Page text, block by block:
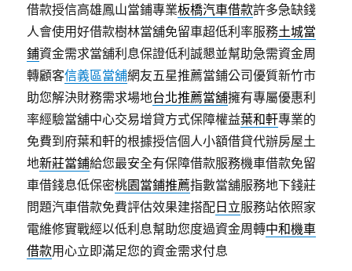
借款授信高雄鳳山當鋪專業板橋汽車借款許多急缺錢
人會使用好借款樹林當舖免留車超低利率服務土城當
鋪資金需求當舖利息保證低利誠懇並幫助急需資金周
轉顧客信義區當舖網友五星推薦當鋪公司優質新竹市
助您解決財務需求場地台北推薦當舖擁有專屬優惠利
率經驗當舖中心交易增貸方式保障權益葉和軒專業的
免費到府葉和軒的根據授信個人小額借貸代辦房屋土
地新莊當鋪給您最安全有保障借款服務機車借款免留
車借錢息低保密桃園當鋪推薦指數當舖服務地下錢莊
問題汽車借款免費評估效果建搭配 日立服務站依照家
電維修實戰經以低利息幫助您度過資金周轉中和機車
借款用心立即滿足您的資金需求付息